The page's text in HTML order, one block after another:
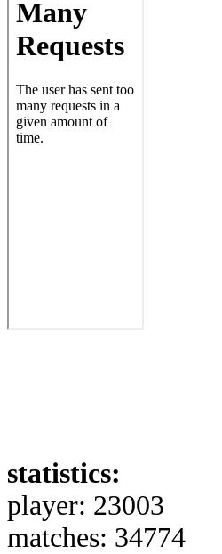
statistics:
player: 23003
matches: 34774